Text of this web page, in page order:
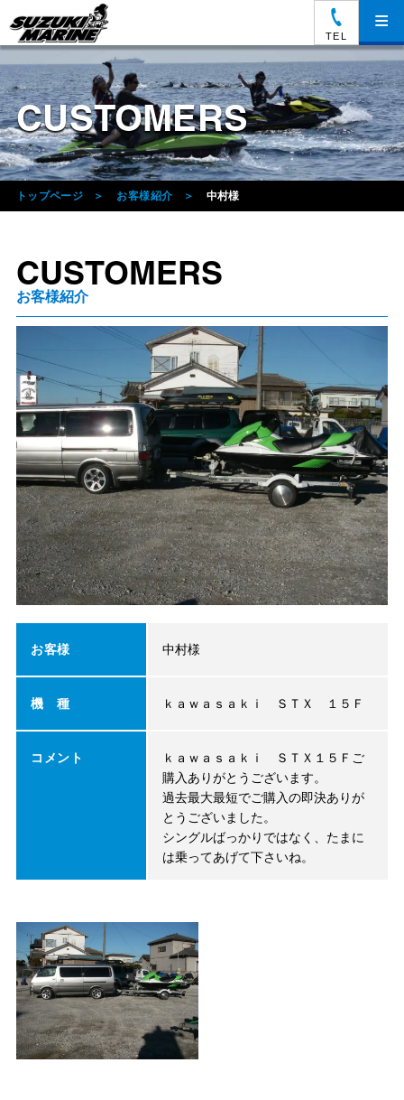
TEL
≡
CUSTOMERS
トップページ お客様紹介 中村様
CUSTOMERS
お客様紹介
お客様 中村様
機 種 ｋａｗａｓａｋｉ ＳＴＸ １５Ｆ
コメント
ｋａｗａｓａｋｉ ＳＴＸ１５Ｆご
購入ありがとうございます。
過去最大最短でご購入の即決ありが
とうございました。
シングルばっかりではなく、たまに
は乗ってあげて下さいね。